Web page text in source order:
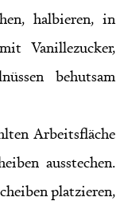
halbieren, in
Vanillezucker,
behutsam
Arbeitsfläche
ausstechen.
platzieren,